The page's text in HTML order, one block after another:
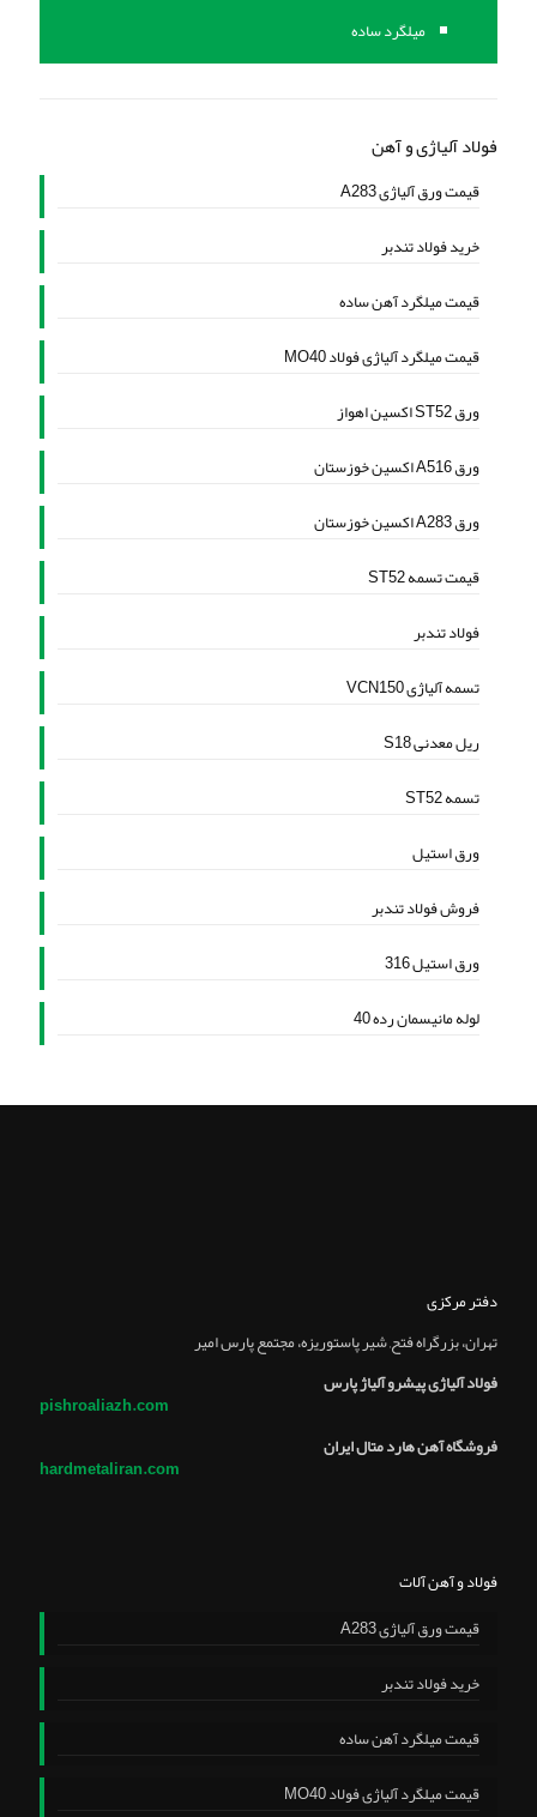
میلگرد ساده
فولاد آلیاژی و آهن
قیمت ورق آلیاژی A283
خرید فولاد تندبر
قیمت میلگرد آهن ساده
قیمت میلگرد آلیاژی فولاد MO40
ورق ST52 اکسین اهواز
ورق A516 اکسین خوزستان
ورق A283 اکسین خوزستان
قیمت تسمه ST52
فولاد تندبر
تسمه آلیاژی VCN150
ریل معدنی S18
تسمه ST52
ورق استیل
فروش فولاد تندبر
ورق استیل 316
لوله مانیسمان رده 40
دفتر مرکزی
تهران، بزرگراه فتح, شير پاستوريزه، مجتمع پارس امير
فولاد آلیاژی پیشرو آلیاژ پارس
pishroaliazh.com
فروشگاه آهن هارد متال ایران
hardmetaliran.com
فولاد و آهن آلات
قیمت ورق آلیاژی A283
خرید فولاد تندبر
قیمت میلگرد آهن ساده
قیمت میلگرد آلیاژی فولاد MO40